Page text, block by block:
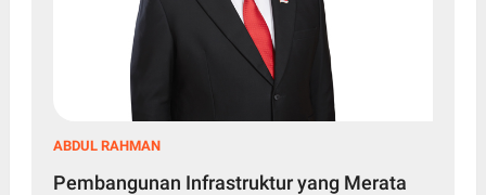
ABDUL RAHMAN
Pembangunan Infrastruktur yang Merata